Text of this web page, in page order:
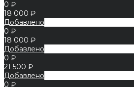
0 ₽
18 000 ₽
Добавлено
0 ₽
18 000 ₽
Добавлено
0 ₽
21 500 ₽
Добавлено
0 ₽